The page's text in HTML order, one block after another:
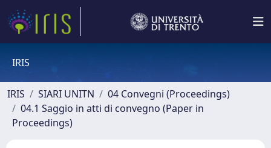
IRIS
IRIS SIARI UNITN
04 Convegni (Proceedings)
04.1 Saggio in atti di convegno (Paper in
Proceedings)